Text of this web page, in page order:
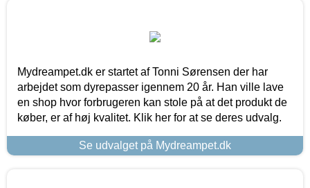
Mydreampet.dk er startet af Tonni Sørensen der har
arbejdet som dyrepasser igennem 20 år. Han ville lave
en shop hvor forbrugeren kan stole på at det produkt de
køber, er af høj kvalitet. Klik her for at se deres udvalg.
Se udvalget på Mydreampet.dk